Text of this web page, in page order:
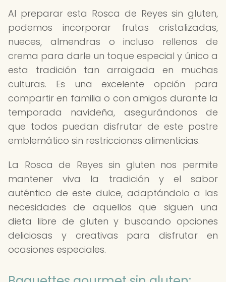
Al preparar esta Rosca de Reyes sin gluten,
podemos incorporar frutas cristalizadas,
nueces, almendras o incluso rellenos de
crema para darle un toque especial y único a
esta tradición tan arraigada en muchas
culturas. Es una excelente opción para
compartir en familia o con amigos durante la
temporada navideña, asegurándonos de
que todos puedan disfrutar de este postre
emblemático sin restricciones alimenticias.
La Rosca de Reyes sin gluten nos permite
mantener viva la tradición y el sabor
auténtico de este dulce, adaptándolo a las
necesidades de aquellos que siguen una
dieta libre de gluten y buscando opciones
deliciosas y creativas para disfrutar en
ocasiones especiales.